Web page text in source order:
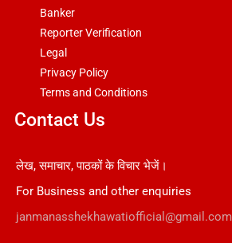
Banker
Reporter Verification
Legal
Privacy Policy
Terms and Conditions
Contact Us
लेख, समाचार, पाठकों के विचार भेजें।
For Business and other enquiries
janmanasshekhawatiofficial@gmail.com